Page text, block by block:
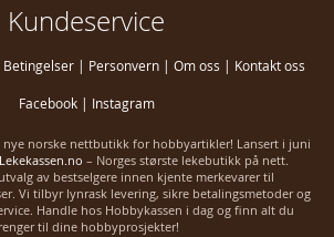
Kundeservice
Betingelser| Personvern | Om oss | Kontakt oss
Facebook| Instagram
norske nettbutikk for hobbyartikler! Lansert i juni
Lekekassen.no – Norges største lekebutikk på nett.
av bestselgere innen kjente merkevarer til
Vi tilbyr lynrask levering, sikre betalingsmetoder og
Handle hos Hobbykassen i dag og finn alt du
til dine hobbyprosjekter!